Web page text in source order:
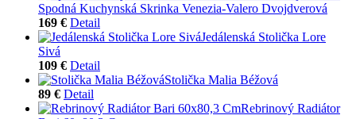
Spodná Kuchynská Skrinka Venezia-Valero Dvojdverová
169 € Detail
Jedálenská Stolička Lore
Sivá
109 € Detail
Stolička Malia Béžová
89 € Detail
Rebrinový Radiátor